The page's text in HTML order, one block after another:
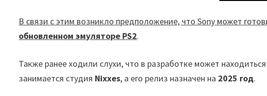
В связи с этим возникло предположение, что Sony может
обновленном эмуляторе PS2.
Также ранее ходили слухи, что в разработке может
занимается студия Nixxes, а его релиз назначен на 2025 год.